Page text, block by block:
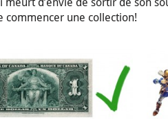
commencer une collection!